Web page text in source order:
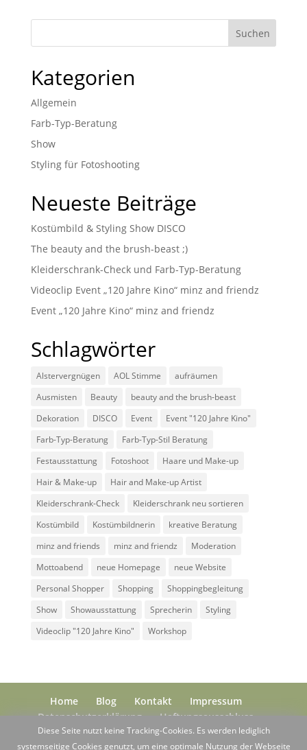
Kategorien
Allgemein
Farb-Typ-Beratung
Show
Styling für Fotoshooting
Neueste Beiträge
Kostümbild & Styling Show DISCO
The beauty and the brush-beast ;)
Kleiderschrank-Check und Farb-Typ-Beratung
Videoclip Event „120 Jahre Kino“ minz and friendz
Event „120 Jahre Kino“ minz and friendz
Schlagwörter
Alstervergnügen AOL Stimme
aufräumen
Ausmisten
Beauty
beauty and the brush-beast
Dekoration
DISCO Event
Event "120 Jahre Kino"
Farb-Typ-Beratung
Farb-Typ-Stil Beratung
Festausstattung
Fotoshoot
Haare und Make-up
Hair & Make-up
Hair and Make-up Artist
Kleiderschrank-Check
Kleiderschrank neu sortieren
Kostümbild
Kostümbildnerin
kreative Beratung
minz and friends
minz and friendz
Moderation
Mottoabend
neue Homepage
neue Website
Personal Shopper
Shopping
Shoppingbegleitung
Show
Showausstattung Sprecherin
Styling
Videoclip "120 Jahre Kino"
Workshop
Home Blog Kontakt
Impressum
Datenschutzerklärung
Haftungsausschluss
Diese Seite nutzt keine Tracking-Cookies. Es werden lediglich
systemseitige Cookies genutzt, um eine optimale Nutzung der Webseite